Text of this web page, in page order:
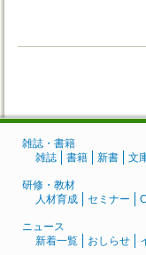
雑誌・書籍
雑誌
書籍 新書 文
研修・教材
人材育成
セミナー
ニュース
新着一覧
おしらせ